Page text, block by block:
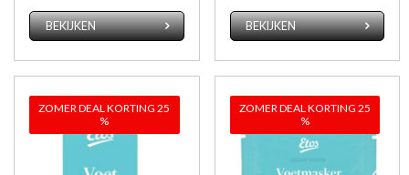
BEKIJKEN BEKIJKEN
ZOMER DEAL KORTING 25
%
ZOMER DEAL KORTING 25
%